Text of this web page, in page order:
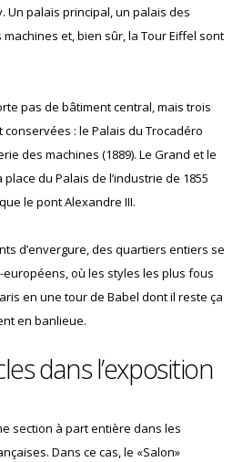
Un palais principal, un palais des
et, bien sûr, la Tour Eiffel sont
pas de bâtiment central, mais trois
: le Palais du Trocadéro
des machines (1889). Le Grand et le
du Palais de l’industrie de 1855
le pont Alexandre III.
d’envergure, des quartiers entiers se
où les styles les plus fous
en une tour de Babel dont il reste ça
en banlieue.
dans l’exposition
section à part entière dans les
Dans ce cas, le «Salon»